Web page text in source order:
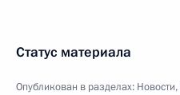
Статус материала
Опубликован в разделах: Новости,